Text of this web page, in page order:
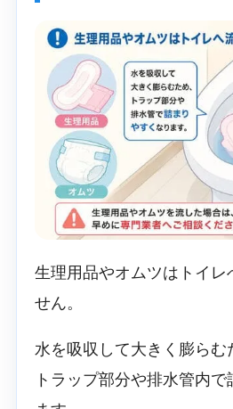
生理用品やオムツはトイレ
せん。
水を吸収して大きく膨らむ
トラップ部分や排水管内で